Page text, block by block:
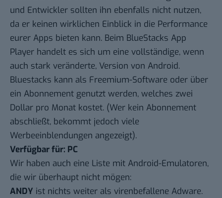
und Entwickler sollten ihn ebenfalls nicht nutzen,
da er keinen wirklichen Einblick in die Performance
eurer Apps bieten kann. Beim BlueStacks App
Player handelt es sich um eine vollständige, wenn
auch stark veränderte, Version von Android.
Bluestacks kann als Freemium-Software oder über
ein Abonnement genutzt werden, welches zwei
Dollar pro Monat kostet. (Wer kein Abonnement
abschließt, bekommt jedoch viele
Werbeeinblendungen angezeigt).
Verfügbar für: PC
Wir haben auch eine Liste mit Android-Emulatoren,
die wir überhaupt nicht mögen:
ANDY ist nichts weiter als virenbefallene Adware.